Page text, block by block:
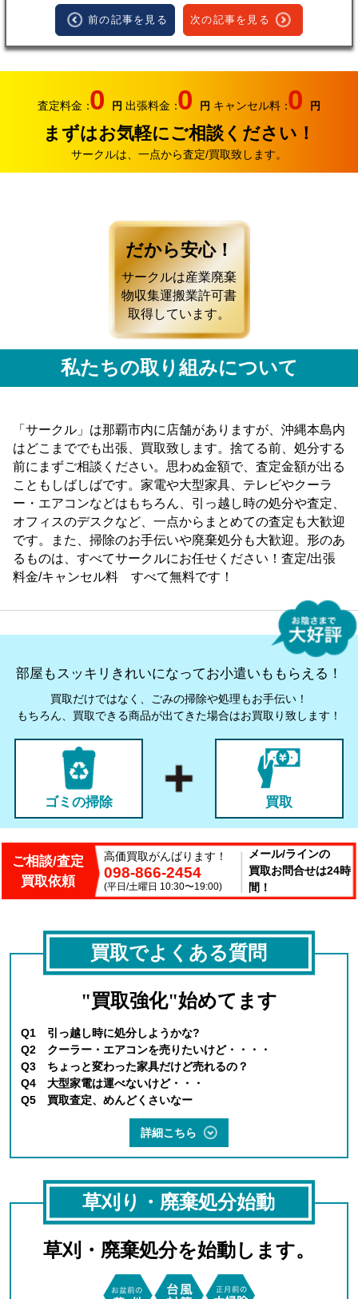
前の記事を見る 次の記事を見る
査定料金：0 円 出張料金：0 円 キャンセル料：0 円
まずはお気軽にご相談ください！
サークルは、一点から査定/買取致します。
だから安心！
サークルは産業廃棄
物収集運搬業許可書
取得しています。
私たちの取り組みについて
「サークル」は那覇市内に店舗がありますが、沖縄本島内
はどこまででも出張、買取致します。捨てる前、処分する
前にまずご相談ください。思わぬ金額で、査定金額が出る
こともしばしばです。家電や大型家具、テレビやクーラ
ー・エアコンなどはもちろん、引っ越し時の処分や査定、
オフィスのデスクなど、一点からまとめての査定も大歓迎
です。また、掃除のお手伝いや廃棄処分も大歓迎。形のあ
るものは、すべてサークルにお任せください！査定/出張
料金/キャンセル料 すべて無料です！
部屋もスッキリきれいになってお小遣いももらえる！
買取だけではなく、ごみの掃除や処理もお手伝い！
もちろん、買取できる商品が出てきた場合はお買取り致します！
ゴミの掃除 買取
ご相談/査定
買取依頼
高価買取がんばります！
098-866-2454
(平日/土曜日 10:30〜19:00)
メール/ラインの
買取お問合せは24時
間！
買取でよくある質問
"買取強化"始めてます
Q1 引っ越し時に処分しようかな?
Q2 クーラー・エアコンを売りたいけど・・・・
Q3 ちょっと変わった家具だけど売れるの？
Q4 大型家電は運べないけど・・・
Q5 買取査定、めんどくさいなー
詳細こちら
草刈り・廃棄処分始動
草刈・廃棄処分を始動します。